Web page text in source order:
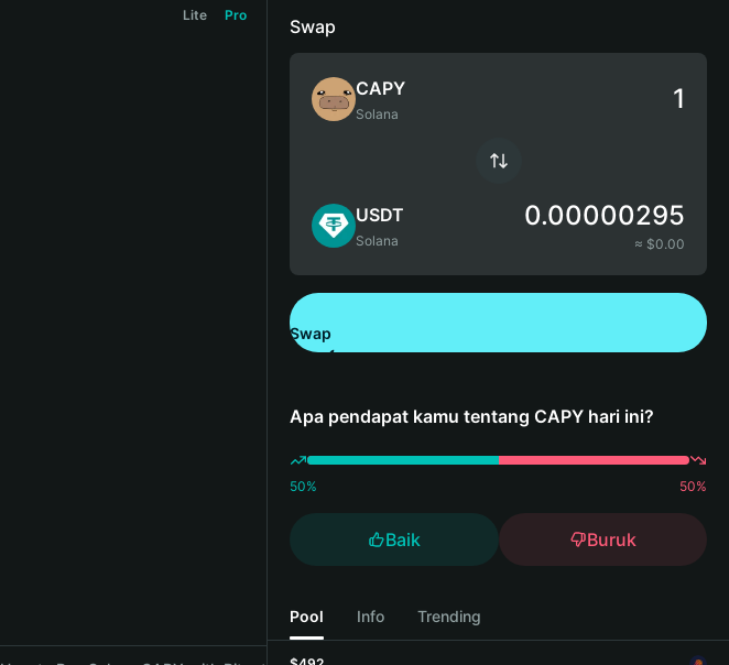
Lite Pro
Swap
CAPY
Solana
USDT
Solana
0.00000295
≈ $0.00
Swap
Apa pendapat kamu tentang CAPY hari ini?
50% 50%
Baik Buruk
Pool Info Trending